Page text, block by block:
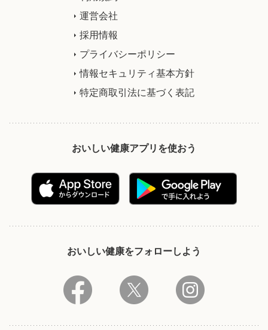
運営会社
採用情報
プライバシーポリシー
情報セキュリティ基本方針
特定商取引法に基づく表記
おいしい健康アプリを使おう
おいしい健康をフォローしよう